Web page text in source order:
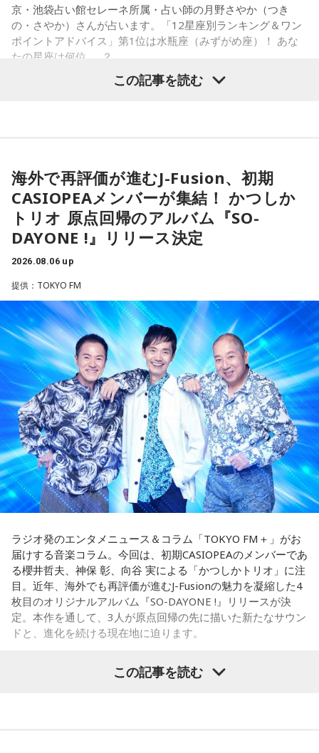
ラルドです」と即答。なかでもプレミアムリブステーキにつ
いては、「脂の乗り方、柔らかさ、肉の質がもうレベルが違
います」と熱く語り、長年愛される名店の魅力を紹介しまし
た。
一方、「お手紙を書きたくなる場所」を尋ねられると、迷わ
きない。同じ顔を見せないんですよ、自然が」と、その美し
さを語りました。そして海へ向け、「『美しくいてくれてあ
りがとう』という手紙は書きたくなります」と、故郷への深
い愛情をのぞかせました。
最後に、ゴリさんが「今、想いを伝えたい方」として名前を
挙げたのは、ボクシング元世界王者の具志堅用高さんでし
た。今年で世界王座獲得から50年という節目の年を迎えるこ
とに触れ、「手紙を書きたい」と温かい想いを語りました。
＜番組概要＞
番組名：日本郵便 SUNDAY'S POST
放送日時：毎週日曜 15:00～15:50
パーソナリティ：小山薫堂、宇賀なつみ
番組Webサイト：https://www.tfm.co.jp/post/
番組公式X：@sundayspost1
もろいな」「遊ぼうや」と友達の輪が一気に広がったといい
ます。
この出来事をきっかけに、「笑いは武器になる」と実感。
「自分を認めてもらうには、人を笑わせればいい」という体
験が、芸人としての原点になったと振り返ります。
ちゃくちゃだし、早口で喋ったもんだから、ただただ引きつ
らせてしまいました」と当時を振り返り、苦笑いを見せまし
た。
ゴリさん
◆故郷・沖縄で味わう絶景とグルメ
沖縄を訪れたらぜひ足を運んでほしい場所として、ゴリさん
は国際通り近くの「せんべろ街」を紹介しました。「そこだ
け東南アジアの空気感もあるので、1つの場所で2つの旅行を
しているみたい」と、その独特の魅力を語ります。
なかでもおすすめとして挙げたのが「米仙」です。お酒3杯に
寿司5貫の組み合わせがリーズナブルな価格で楽しめ、「石垣
牛の握りが絶品」だと紹介。「炙りと生があるんですけど、
炙らないほうがおすすめです」と、地元ならではの楽しみ方
も教えてくれました。
さらに、「末廣ブルース」も外せない1軒です。建物のレトロ
感が魅力の豚串専門店で、「タンだとかハラミだとかハツ、
レバーとかを味わいながら、昔ながらの雰囲気が楽しめる」
と話します。「けっこうペッパーが強めで、かなりおいしい
豚串です」と太鼓判を押しました。
お気に入りのステーキ店を尋ねられると、ゴリさんは「エメ
ラルドです」と即答。なかでもプレミアムリブステーキにつ
いては、「脂の乗り方、柔らかさ、肉の質がもうレベルが違
います」と熱く語り、長年愛される名店の魅力を紹介しまし
京・池袋占い館セレーネ所属・占い師の月野さやか（つき
の・さやか）さんが占います。「12星座別ランキング＆ワン
ポイントアドバイス」第1位は水瓶座（みずがめ座）！ あな
たの星座は何位……？
れることを選ぶと流れが変わります。人と違っても大丈夫。
今夜にでも「本当はこう生きたい」を自由に書き出してみ
て。
【2位】双子座（ふたご座）
思いがけない誘いや情報が、次の展開を連れてくるかも！今
正解です。誰かとの会話から人生のヒントが見つかる予感
も。今日は気になる人に自分から連絡してみて。
【3位】天秤座（てんびん座）
今日から金星が天秤座へ！！あなた本来の魅力がグッと高ま
る時。人とのご縁にも恵まれやすく、嬉しいお誘いや出会い
があるかもしれません。少しおしゃれして人に会うのもおす
すめ。今日は鏡の前で「今の自分が好きなところ」を3つ見つ
けて褒めてみて！
【4位】射手座（いて座）
「もっと面白いことがしたい！」という気持ちが未来を動か
します。今までのやり方にこだわらず、楽しそうな方へ進ん
でみると思わぬ展開が待っていそう。少し大胆なくらいで
OK。今日はこの夏やりたいことを一つ予定に書き込んでみ
【5位】牡羊座（おひつじ座）
あなたの行動力が誰かの心に火をつける日。今日は周りの反
応を気にするより「私はこれがやりたい！」を大切にしてみ
て。あなたが楽しそうに動くほど仲間も集まってきそうで
す。今夜、明日すぐできる小さな一歩を決めてから寝てみて
ね。
【6位】獅子座（しし座）
太陽が獅子座を照らす今は、自分の人生を自分で演出してい
この記事を読む
海外で再評価が進むJ-Fusion、初期
CASIOPEAメンバーが集結！ かつしか
トリオ 原点回帰のアルバム『SO-
DAYONE !』リリース決定
2026.08.06 up
提供：TOKYO FM
ラジオ発のエンタメニュース＆コラム「TOKYO FM＋」がお
届けする音楽コラム。今回は、初期CASIOPEAのメンバーであ
る櫻井哲夫、神保 彰、向谷 実による「かつしかトリオ」に注
目。近年、海外でも再評価が進むJ-Fusionの魅力を凝縮した4
枚目のオリジナルアルバム『SO-DAYONE !』リリースが決
定。本作を通して、3人が原点回帰の先に描いた新たなサウン
ドと、進化を続ける現在地に迫ります。
この記事を読む